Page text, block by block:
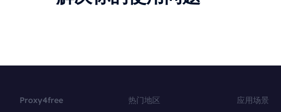
Proxy4free 热门地区 应用场景